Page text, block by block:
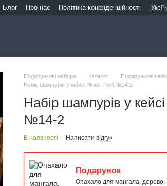
Блог Про нас Політика конфіденційності Укр
Подарункові набори Каталог Подарункові
Набір шампурів у кейсі Piknik-Profi №14-2
Набір шампурів у
№14-2
В наявності Написати відгук
Подарунок
Опахало для мангала, дерево,